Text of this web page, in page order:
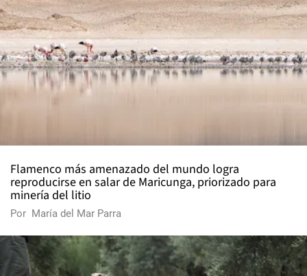
Flamenco más amenazado del mundo logra
reproducirse en salar de Maricunga, priorizado para
minería del litio
Por María del Mar Parra